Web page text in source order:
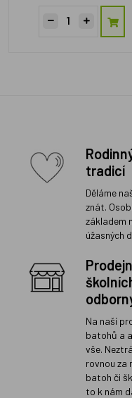
tradicí
Děláme
znát.
základem
úžasných
Na naší
batohů a
vše.
rovnou za
batoh či
to k nám